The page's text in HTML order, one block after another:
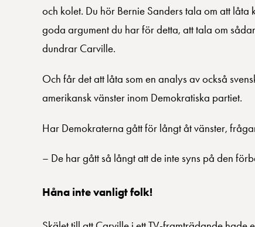
och kolet. Du hör Bernie Sanders tala om att
goda argument du har för detta, att tala om
dundrar Carville.
Och får det att låta som en analys av också
amerikansk vänster inom Demokratiska partiet.
Har Demokraterna gått för långt åt vänster,
– De har gått så långt att de inte syns på den
Håna inte vanligt folk!